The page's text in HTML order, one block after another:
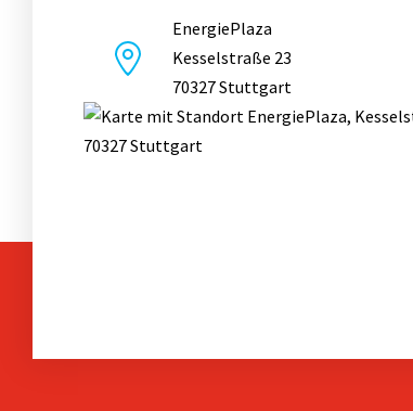
EnergiePlaza
Kesselstraße 23
70327 Stuttgart